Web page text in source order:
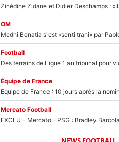
OM
Football
Équipe de France
Mercato Football